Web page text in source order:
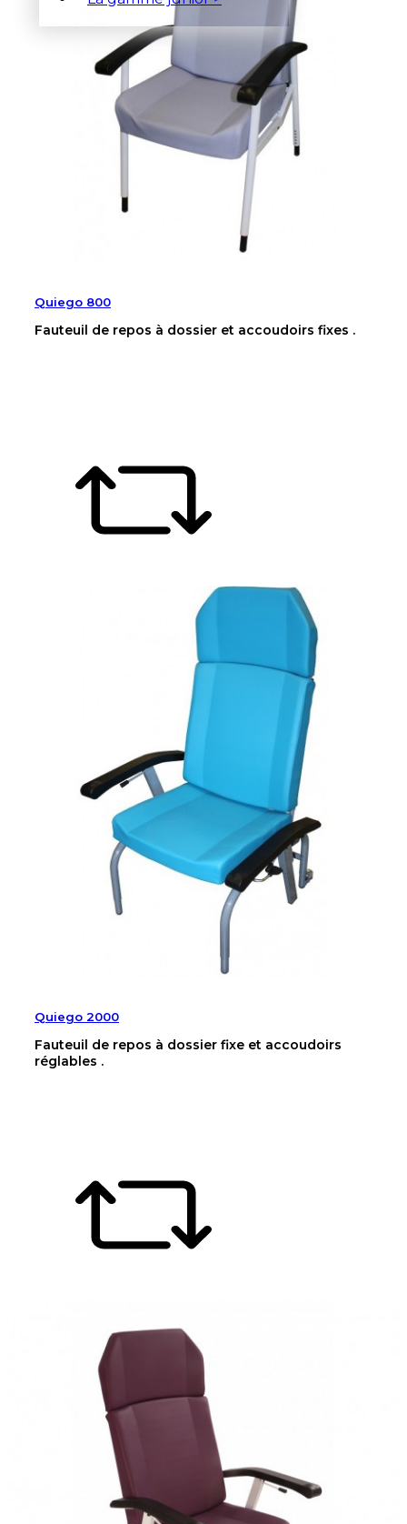
Quiego 800
Fauteuil de repos à dossier et accoudoirs fixes .
Quiego 2000
Fauteuil de repos à dossier fixe et accoudoirs
réglables .